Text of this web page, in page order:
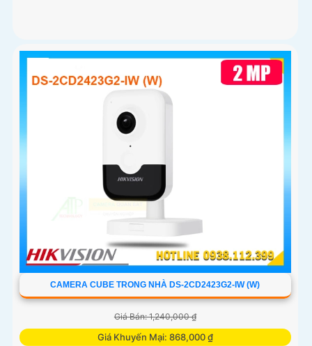
CAMERA CUBE TRONG NHÀ DS-2CD2423G2-IW (W)
Giá Bán: 1,240,000 ₫
Giá Khuyến Mại: 868,000 ₫